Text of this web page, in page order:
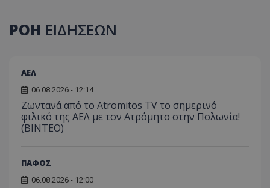
ΡΟΗ ΕΙΔΗΣΕΩΝ
ΑΕΛ
06.08.2026 - 12:14
Ζωντανά από το Atromitos TV το σημερινό
φιλικό της ΑΕΛ με τον Ατρόμητο στην Πολωνία!
(ΒΙΝΤΕΟ)
ΠΑΦΟΣ
06.08.2026 - 12:00